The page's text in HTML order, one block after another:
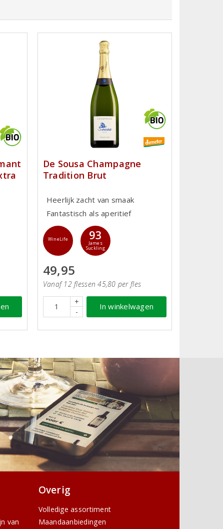
De Sousa Champagne
Tradition Brut
Heerlijk zacht van smaak
Fantastisch als aperitief
WineLife 93
James
Suckling
49,95
Vanaf 12 flessen 45,80 per fles
+
-
In winkelwagen
van
Overig
Volledige assortiment
Maandaanbiedingen